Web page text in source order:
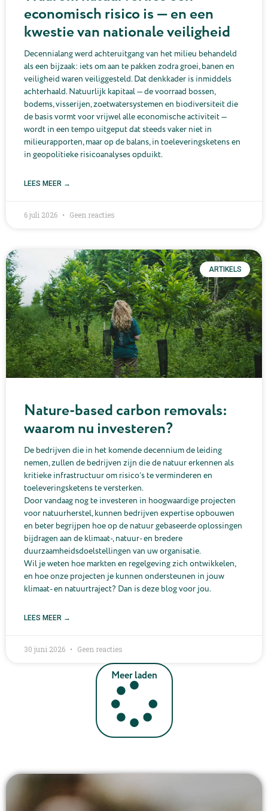
economisch risico is — en een
kwestie van nationale veiligheid
Decennialang werd achteruitgang van het milieu behandeld
als een bijzaak: iets om aan te pakken zodra groei, banen en
veiligheid waren veiliggesteld. Dat denkkader is inmiddels
achterhaald. Natuurlijk kapitaal — de voorraad bossen,
bodems, visserijen, zoetwatersystemen en biodiversiteit die
de basis vormt voor vrijwel alle economische activiteit —
wordt in een tempo uitgeput dat steeds vaker niet in
milieurapporten, maar op de balans, in toeleveringsketens en
in geopolitieke risicoanalyses opduikt.
LEES MEER →
6 juli 2026 Geen reacties
ARTIKELS
Nature-based carbon removals:
waarom nu investeren?
De bedrijven die in het komende decennium de leiding
nemen, zullen de bedrijven zijn die de natuur erkennen als
kritieke infrastructuur om risico’s te verminderen en
toeleveringsketens te versterken.
Door vandaag nog te investeren in hoogwaardige projecten
voor natuurherstel, kunnen bedrijven expertise opbouwen
en beter begrijpen hoe op de natuur gebaseerde oplossingen
bijdragen aan de klimaat-, natuur- en bredere
duurzaamheidsdoelstellingen van uw organisatie.
Wil je weten hoe markten en regelgeving zich ontwikkelen,
en hoe onze projecten je kunnen ondersteunen in jouw
klimaat- en natuurtraject? Dan is deze blog voor jou.
LEES MEER →
30 juni 2026 Geen reacties
Meer laden